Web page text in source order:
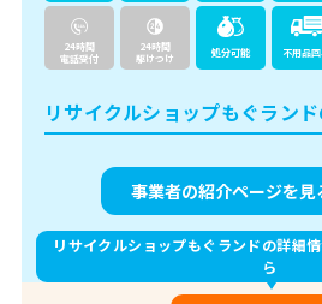
24時間
電話受付
24時間
駆けつけ
処分可能 不用品
リサイクルショップもぐラン
事業者の紹介ページを見
リサイクルショップもぐランドの詳細
ら